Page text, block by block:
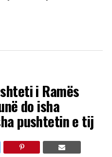
i Ramës
do isha
pushtetin e tij